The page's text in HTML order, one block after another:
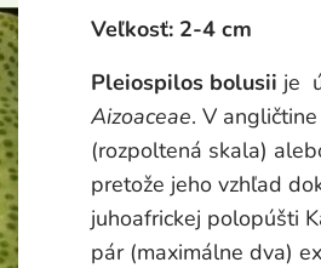
Veľkosť: 2-4 cm
Pleiospilos bolusii je
Aizoaceae. V
(rozpoltená skala)
pretože jeho vzhľad
juhoafrickej polopúšti
pár (maximálne dva)